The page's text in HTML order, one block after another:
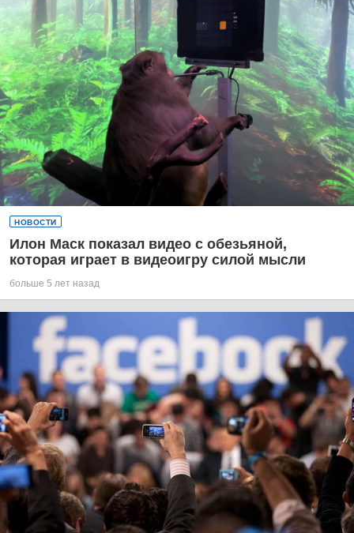
НОВОСТИ
Илон Маск показал видео с обезьяной,
которая играет в видеоигру силой мысли
больше 5 лет назад